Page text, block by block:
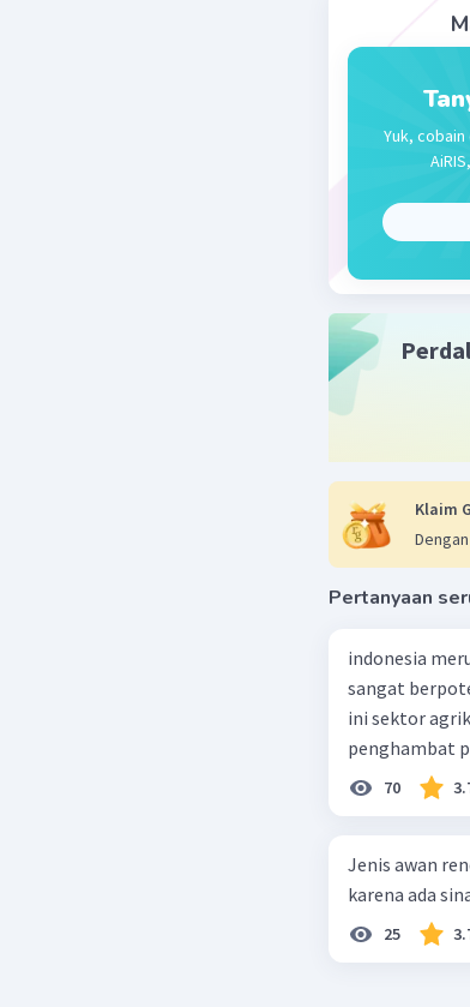
Yuk,
Klaim
Pertanyaan
indonesia
sangat
ini sektor
penghambat
70
Jenis awan
karena ada
25